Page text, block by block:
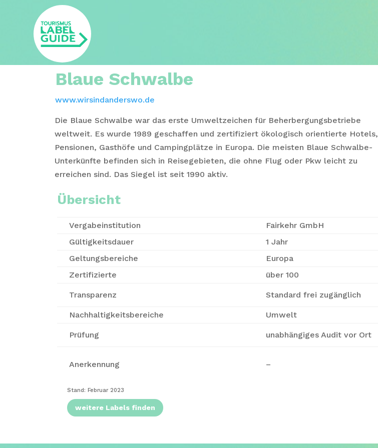
Blaue Schwalbe
www.wirsindanderswo.de
Die Blaue Schwalbe war das erste Umweltzeichen für Beherbergungsbetriebe
weltweit. Es wurde 1989 geschaffen und zertifiziert ökologisch orientierte Hotels,
Pensionen, Gasthöfe und Campingplätze in Europa. Die meisten Blaue Schwalbe-
Unterkünfte befinden sich in Reisegebieten, die ohne Flug oder Pkw leicht zu
erreichen sind. Das Siegel ist seit 1990 aktiv.
Übersicht
Vergabe­insti­tution
Fairkehr GmbH
Gültigkeitsdauer
1 Jahr
Geltungsbereiche
Europa
Zertifizierte
über 100
Transparenz Standard frei zugänglich
Nachhaltigkeitsbereiche Umwelt
Prüfung unabhängiges Audit vor Ort
Anerkennung –
Stand: Februar 2023
weitere Labels finden